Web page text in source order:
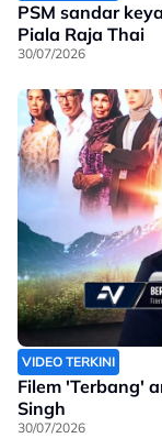
PSM sandar
Piala Raja Thai
30/07/2026
VIDEO TERKINI
Filem 'Terbang'
Singh
30/07/2026